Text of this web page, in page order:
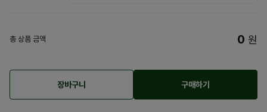
총 상품 금액 0 원
장바구니 구매하기